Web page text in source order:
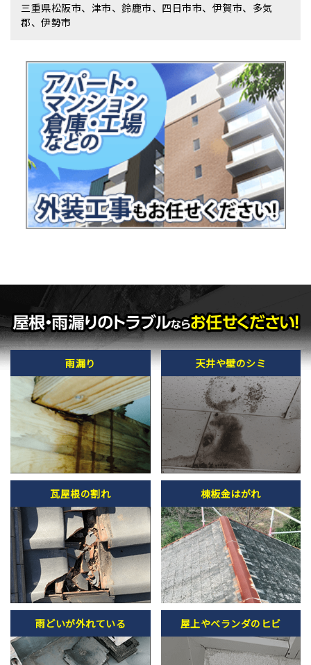
三重県松阪市、津市、鈴鹿市、四日市市、伊賀市、多気
郡、伊勢市
雨漏り 天井や壁のシミ
瓦屋根の割れ 棟板金はがれ
雨どいが外れている 屋上やベランダのヒビ